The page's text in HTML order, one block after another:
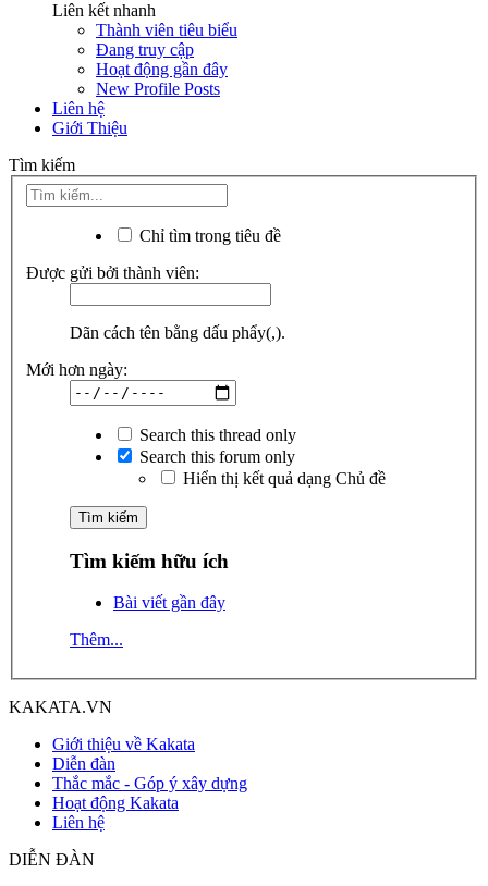
Liên kết nhanh
Thành viên tiêu biểu
Đang truy cập
Hoạt động gần đây
New Profile Posts
Liên hệ
Giới Thiệu
Tìm kiếm
Chỉ tìm trong tiêu đề
Được gửi bởi thành viên:
Dãn cách tên bằng dấu phẩy(,).
Mới hơn ngày:
Search this thread only
Search this forum only
Hiển thị kết quả dạng Chủ đề
Tìm kiếm hữu ích
Bài viết gần đây
Thêm...
KAKATA.VN
Giới thiệu về Kakata
Diễn đàn
Thắc mắc - Góp ý xây dựng
Hoạt động Kakata
Liên hệ
DIỄN ĐÀN